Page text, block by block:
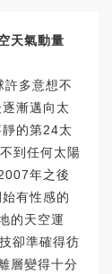
天氣動量
多意想不
漸邁向太
的第24太
到任何太陽
年之後
有性感的
的天空運
卻準確得彷
層變得十分